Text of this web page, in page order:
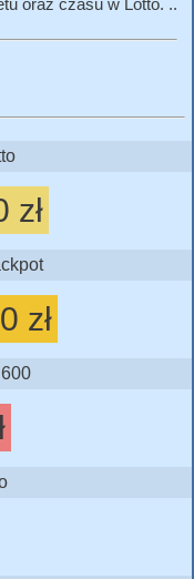
zł
zł